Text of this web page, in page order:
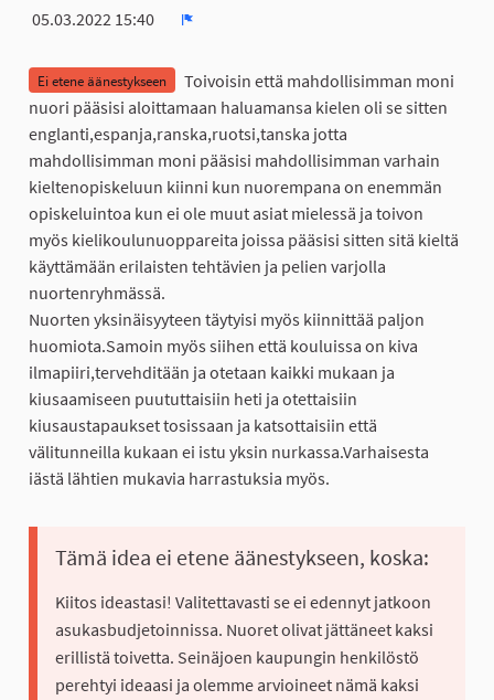
05.03.2022 15:40
Ei etene äänestykseen
Toivoisin että mahdollisimman moni
nuori pääsisi aloittamaan haluamansa kielen oli se sitten
englanti,espanja,ranska,ruotsi,tanska jotta
mahdollisimman moni pääsisi mahdollisimman varhain
kieltenopiskeluun kiinni kun nuorempana on enemmän
opiskeluintoa kun ei ole muut asiat mielessä ja toivon
myös kielikoulunuoppareita joissa pääsisi sitten sitä kieltä
käyttämään erilaisten tehtävien ja pelien varjolla
nuortenryhmässä.
Nuorten yksinäisyyteen täytyisi myös kiinnittää paljon
huomiota.Samoin myös siihen että kouluissa on kiva
ilmapiiri,tervehditään ja otetaan kaikki mukaan ja
kiusaamiseen puututtaisiin heti ja otettaisiin
kiusaustapaukset tosissaan ja katsottaisiin että
välitunneilla kukaan ei istu yksin nurkassa.Varhaisesta
iästä lähtien mukavia harrastuksia myös.
Tämä idea ei etene äänestykseen, koska:
Kiitos ideastasi! Valitettavasti se ei edennyt jatkoon
asukasbudjetoinnissa. Nuoret olivat jättäneet kaksi
erillistä toivetta. Seinäjoen kaupungin henkilöstö
perehtyi ideaasi ja olemme arvioineet nämä kaksi